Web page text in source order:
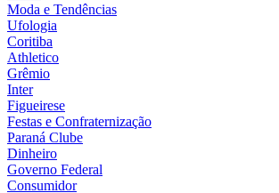
Moda e Tendências
Ufologia
Coritiba
Athletico
Grêmio
Inter
Figueirese
Festas e Confraternização
Paraná Clube
Dinheiro
Governo Federal
Consumidor